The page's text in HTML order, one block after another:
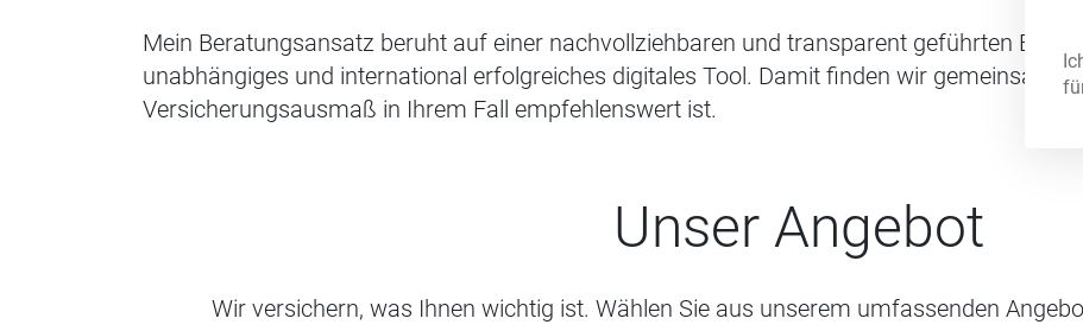
Mein Beratungsansatz beruht auf einer nachvollziehbaren und transparent geführten
unabhängiges und international erfolgreiches digitales Tool. Damit finden wir gemeinsam
Versicherungsausmaß in Ihrem Fall empfehlenswert ist.
Unser Angebot
Wir versichern, was Ihnen wichtig ist. Wählen Sie aus unserem umfassenden